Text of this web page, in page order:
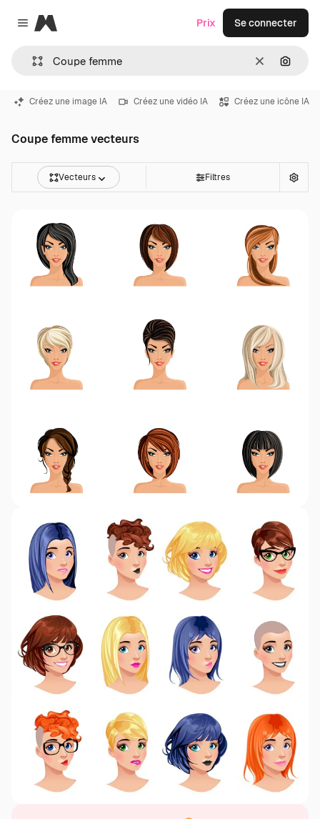
Close menu
Magnific
Effacer
Prix Se connecter
Créez une image IA Créez une vidéo IA Créez une icône IA
Coupe femme vecteurs
Vecteurs Filtres